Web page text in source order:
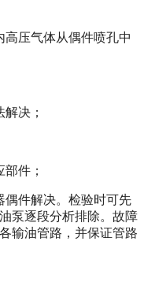
高压气体从偶件喷孔中
决；
件；
偶件解决。检验时可先
泵逐段分析排除。故障
输油管路，并保证管路